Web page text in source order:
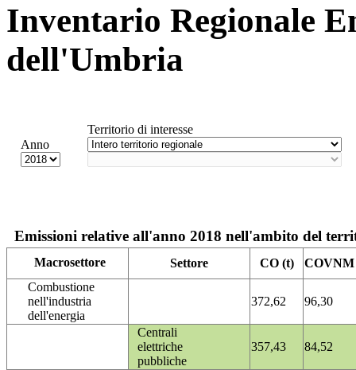
Inventario Regionale
dell'Umbria
Anno
Territorio di interesse
Emissioni relative all'anno 2018 nell'ambito del
Macrosettore Settore CO (t)
COVNM
Combustione
nell'industria
dell'energia
372,62 96,30
Centrali
elettriche
pubbliche
357,43 84,52